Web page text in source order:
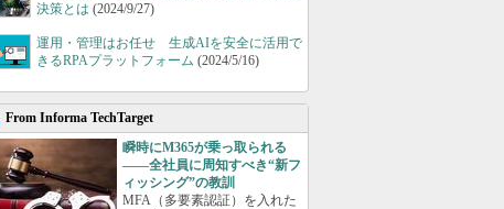
決策とは (2024/9/27)
運用・管理はお任せ 生成AIを安全に活用で
きるRPAプラットフォーム (2024/5/16)
From Informa TechTarget
瞬時にM365が乗っ取られる
――全社員に周知すべき“新フ
ィッシング”の教訓
MFA（多要素認証）を入れた